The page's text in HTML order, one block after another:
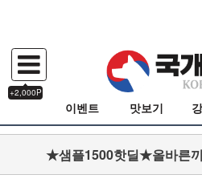
+2,000P
이벤트 맛보기
★샘플1500핫딜★올바른